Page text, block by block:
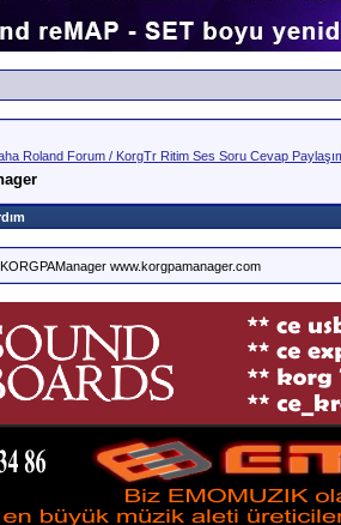
Roland Forum / KorgTr Ritim Ses Soru Cevap
KORGPAManager www.korgpamanager.com